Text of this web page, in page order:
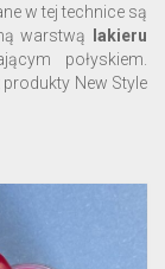
w tej technice są
warstwą
lakieru
połyskiem.
New Style